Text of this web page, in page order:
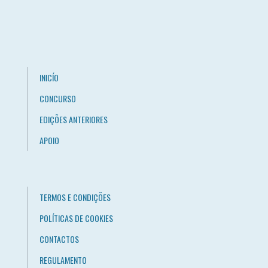
INICÍO
CONCURSO
EDIÇÕES ANTERIORES
APOIO
TERMOS E CONDIÇÕES
POLÍTICAS DE COOKIES
CONTACTOS
REGULAMENTO